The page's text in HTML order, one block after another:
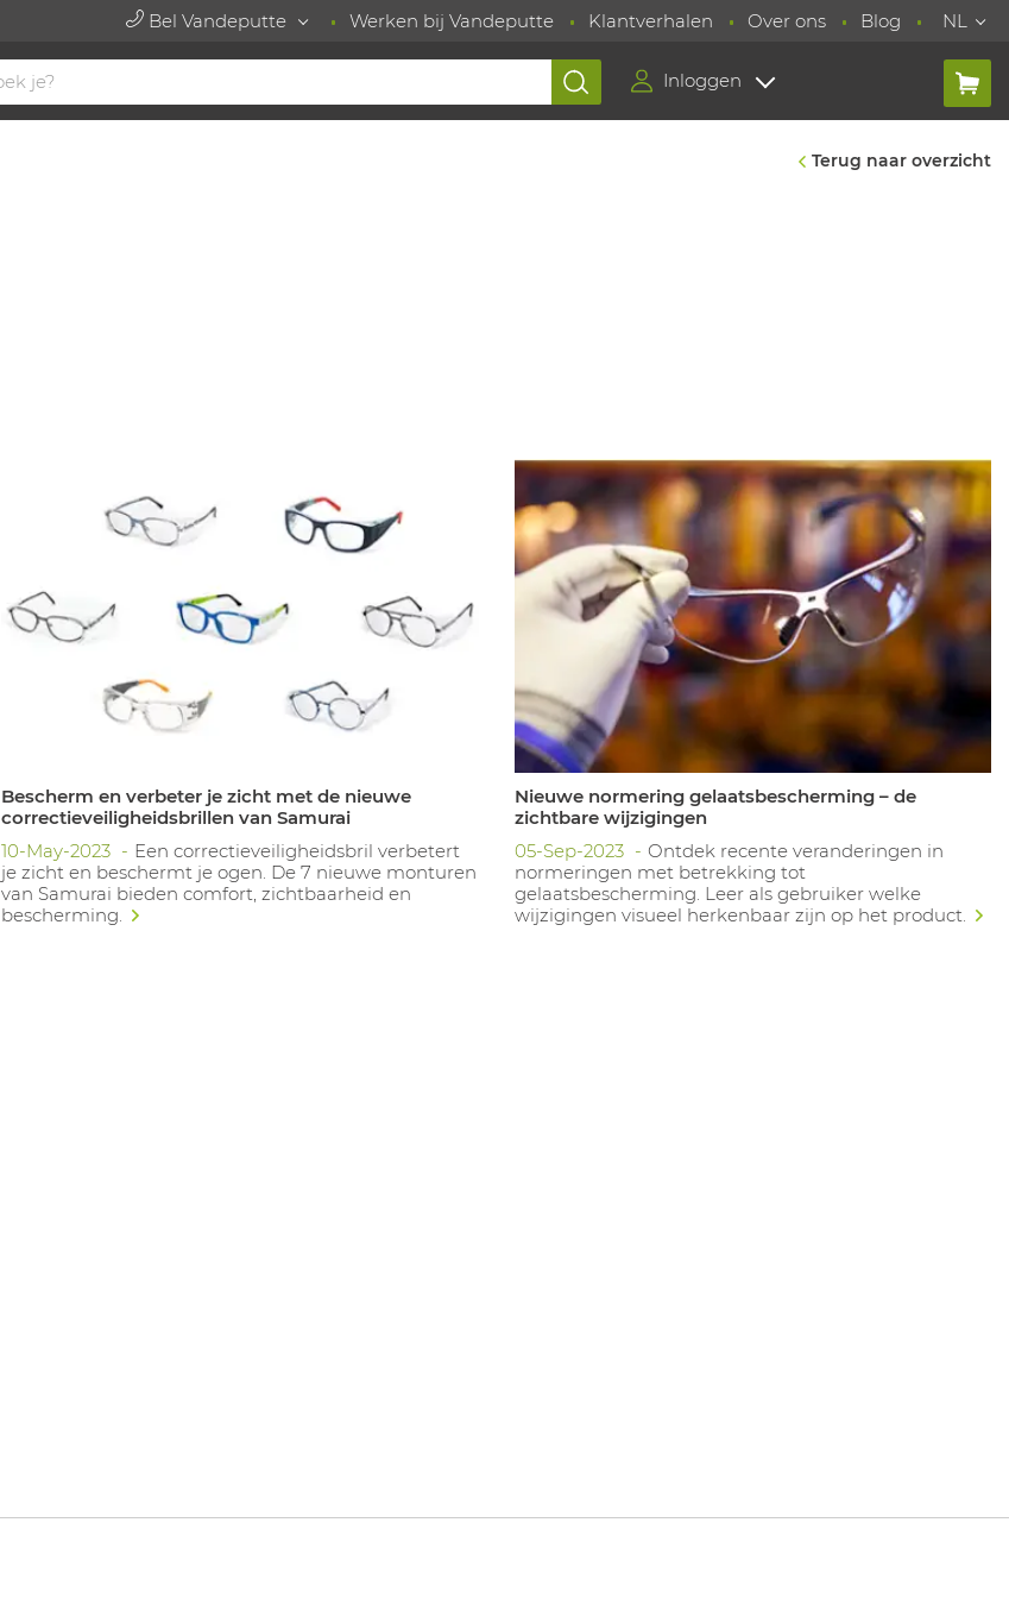
Bel Vandeputte Werken bij Vandeputte Klantverhalen Over ons Blog NL
Inloggen
Terug naar overzicht
Bescherm en verbeter je zicht met de nieuwe
correctieveiligheidsbrillen van Samurai
10-May-2023
Een correctieveiligheidsbril verbetert
je zicht en beschermt je ogen. De 7 nieuwe monturen
van Samurai bieden comfort, zichtbaarheid en
bescherming.
Nieuwe normering gelaatsbescherming – de
zichtbare wijzigingen
05-Sep-2023
Ontdek recente veranderingen in
normeringen met betrekking tot
gelaatsbescherming. Leer als gebruiker welke
wijzigingen visueel herkenbaar zijn op het product.